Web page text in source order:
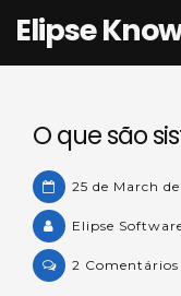
Elipse
O que são
25 de March de
Elipse
2 Comentários